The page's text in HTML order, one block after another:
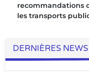
recommandations
les transports
DERNIÈRES